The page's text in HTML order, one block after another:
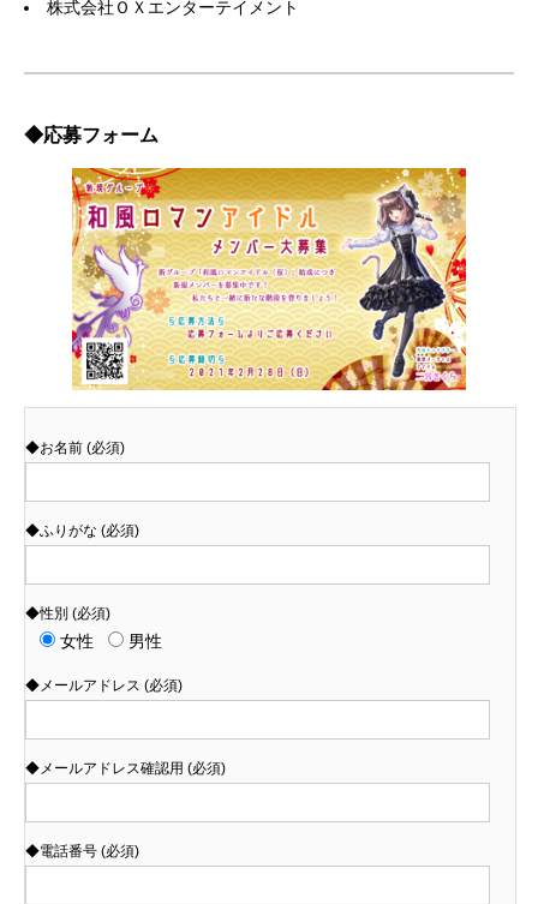
株式会社ＯＸエンターテイメント
◆応募フォーム
◆お名前 (必須)
◆ふりがな (必須)
◆性別 (必須)
女性 男性
◆メールアドレス (必須)
◆メールアドレス確認用 (必須)
◆電話番号 (必須)